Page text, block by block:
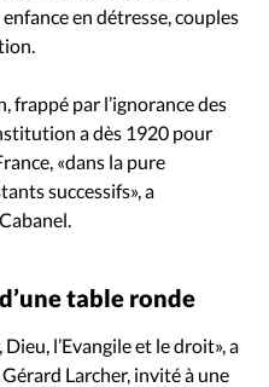
en détresse, couples
frappé par l’ignorance des
a dès 1920 pour
«dans la pure
successifs», a
table ronde
l’Evangile et le droit», a
Larcher, invité à une